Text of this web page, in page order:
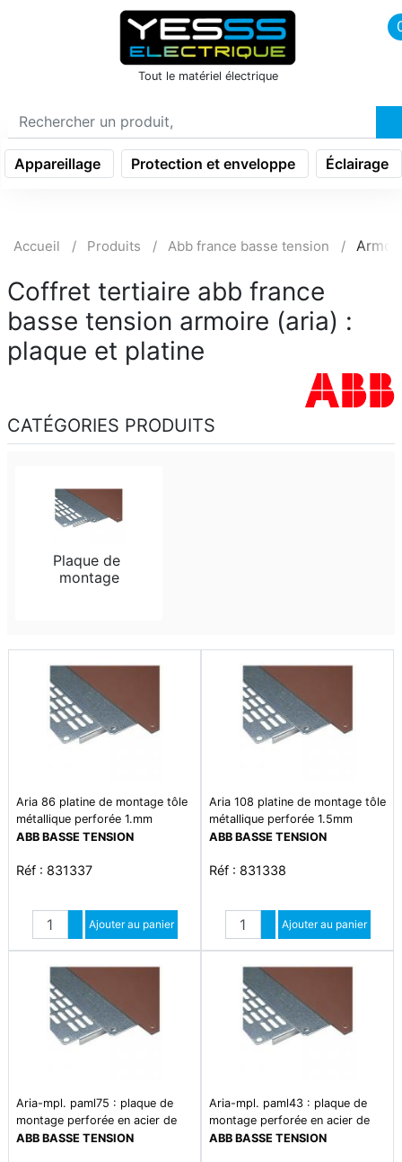
icon menu burger
Tout le matériel électrique
Appareillage Protection et enveloppe Éclairage
Accueil Produits Abb france basse tension
Coffret tertiaire abb france
basse tension armoire (aria) :
plaque et platine
CATÉGORIES PRODUITS
Plaque de
montage
Aria 86 platine de montage tôle
métallique perforée 1.mm
ABB BASSE TENSION
Réf : 831337
Quantité
Augmenter quantité
Diminuer quantité
Ajouter au panier
Aria 108 platine de montage tôle
métallique perforée 1.5mm
ABB BASSE TENSION
Réf : 831338
Quantité
Augmenter quantité
Diminuer quantité
Ajouter au panier
Aria-mpl. paml75 : plaque de
montage perforée en acier de
1.5 mm. 650x450 mm -
ABB BASSE TENSION
Aria-mpl. paml43 : plaque de
montage perforée en acier de
1.5 mm. 350x250 mm -
ABB BASSE TENSION